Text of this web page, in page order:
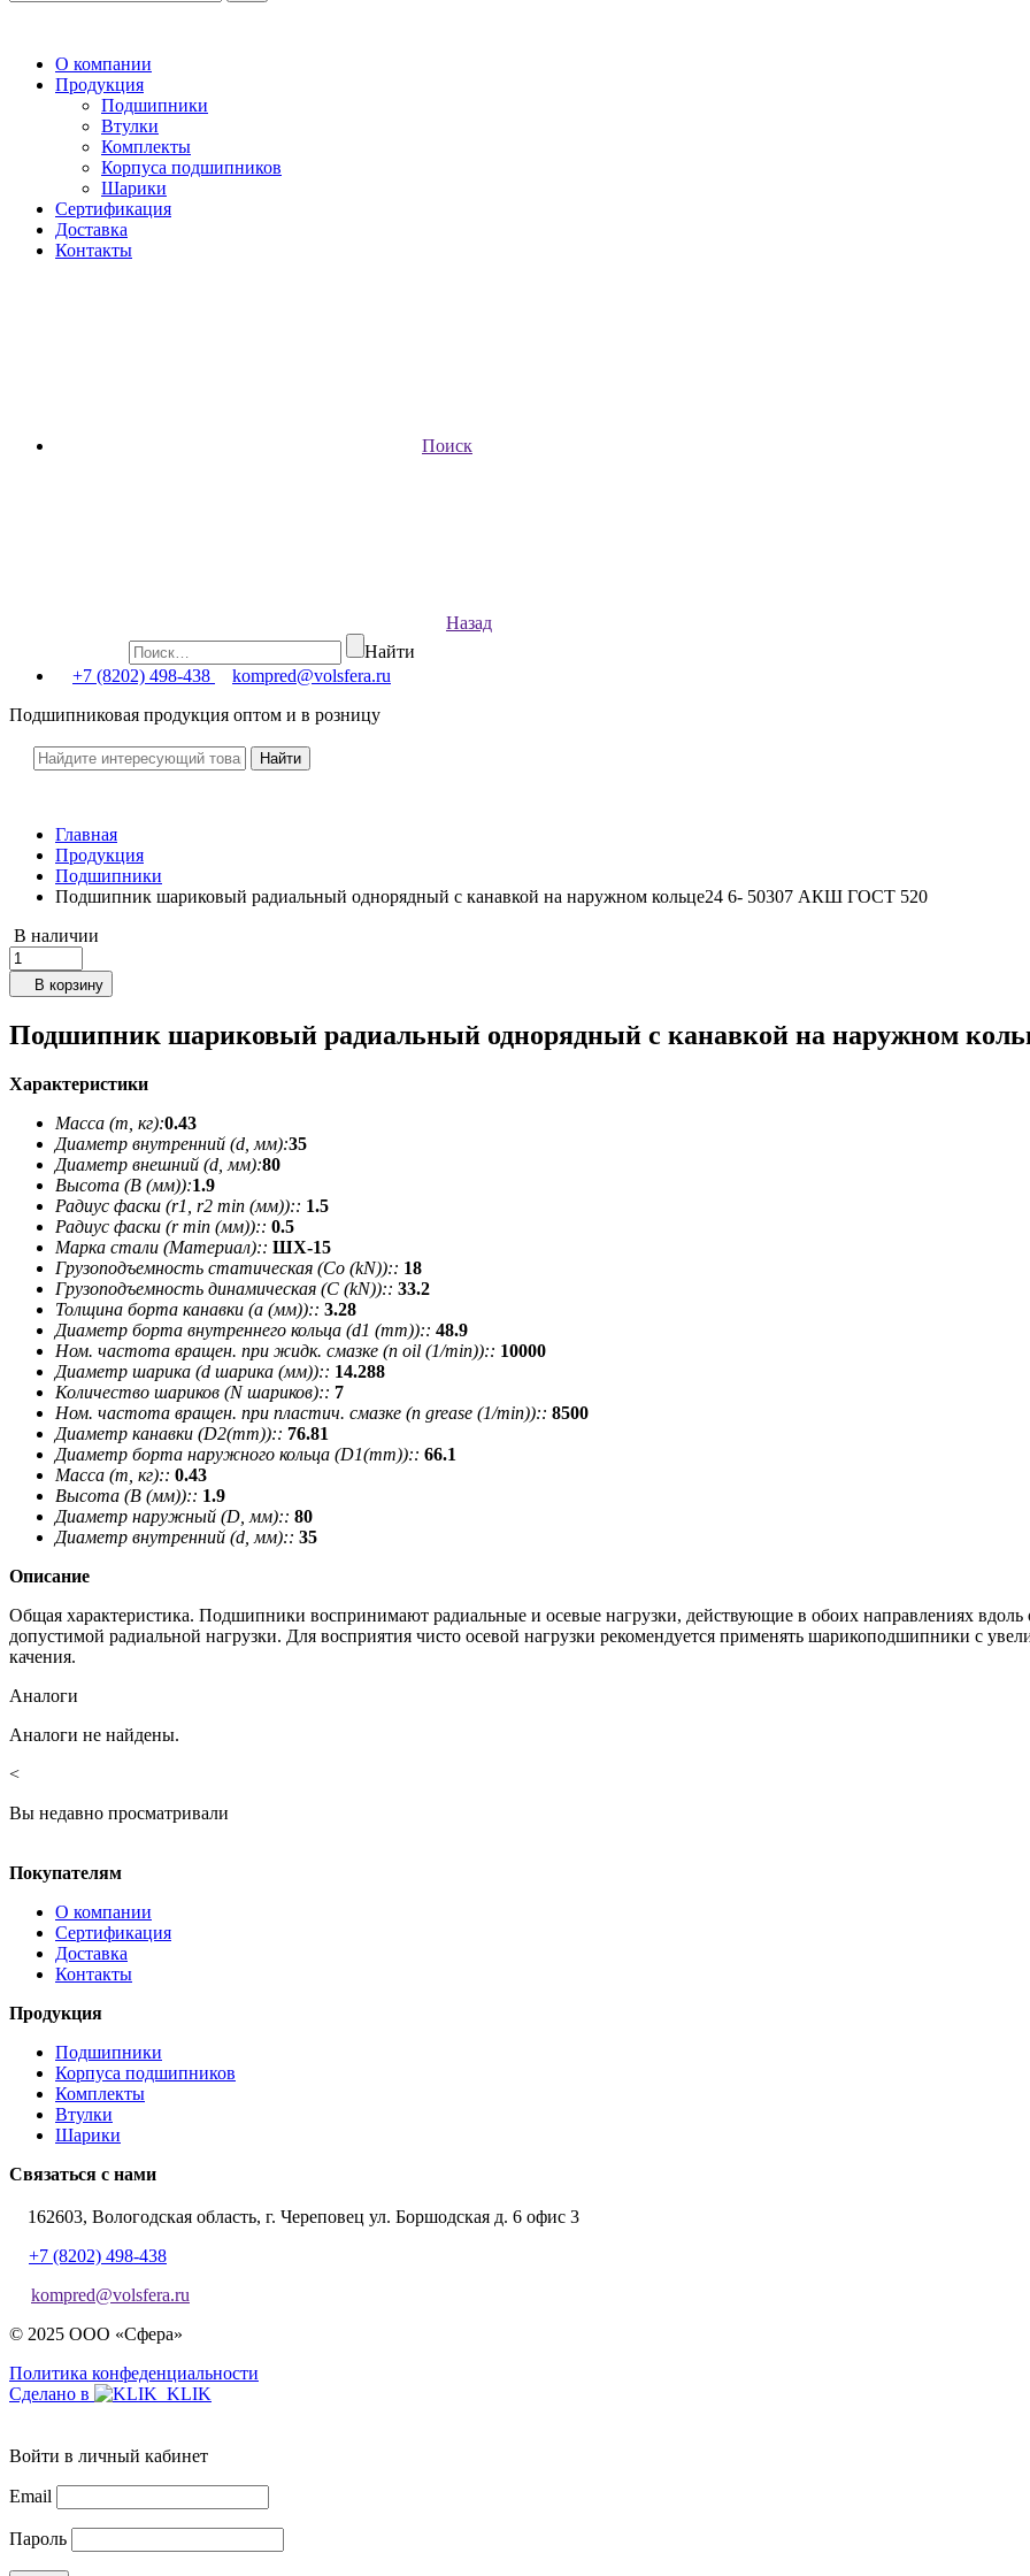
О компании
Продукция
Подшипники
Втулки
Комплекты
Корпуса подшипников
Шарики
Сертификация
Доставка
Контакты
Поиск
Назад
Найти
+7 (8202) 498-438
kompred@volsfera.ru
Подшипниковая продукция оптом и в розницу
Главная
Продукция
Подшипники
Подшипник шариковый радиальный однорядный с канавкой на наружном кольце24 6- 50307 АКШ ГОСТ 520
В наличии
В корзину
Подшипник шариковый радиальный однорядный с канавкой на наружном
Характеристики
Масса (m, кг):0.43
Диаметр внутренний (d, мм):35
Диаметр внешний (d, мм):80
Высота (В (мм)):1.9
Радиус фаски (r1, r2 min (мм)):: 1.5
Радиус фаски (r min (мм)):: 0.5
Марка стали (Материал):: ШХ-15
Грузоподъемность статическая (Co (kN)):: 18
Грузоподъемность динамическая (C (kN)):: 33.2
Толщина борта канавки (a (мм)):: 3.28
Диаметр борта внутреннего кольца (d1 (mm)):: 48.9
Ном. частота вращен. при жидк. смазке (n oil (1/min)):: 10000
Диаметр шарика (d шарика (мм)):: 14.288
Количество шариков (N шариков):: 7
Ном. частота вращен. при пластич. смазке (n grease (1/min)):: 8500
Диаметр канавки (D2(mm)):: 76.81
Диаметр борта наружного кольца (D1(mm)):: 66.1
Масса (m, кг):: 0.43
Высота (В (мм)):: 1.9
Диаметр наружный (D, мм):: 80
Диаметр внутренний (d, мм):: 35
Описание
Общая характеристика. Подшипники воспринимают радиальные и осевые нагрузки, действующие в обоих направлениях
допустимой радиальной нагрузки. Для восприятия чисто осевой нагрузки рекомендуется применять шарикоподшипники с
качения.
Аналоги
Аналоги не найдены.
<
Вы недавно просматривали
Покупателям
О компании
Сертификация
Доставка
Контакты
Продукция
Подшипники
Корпуса подшипников
Комплекты
Втулки
Шарики
Связаться с нами
162603, Вологодская область, г. Череповец ул. Боршодская д. 6 офис 3
+7 (8202) 498-438
kompred@volsfera.ru
© 2025 ООО «Сфера»
Политика конфеденциальности
Сделано в
Войти в личный кабинет
Email
Пароль